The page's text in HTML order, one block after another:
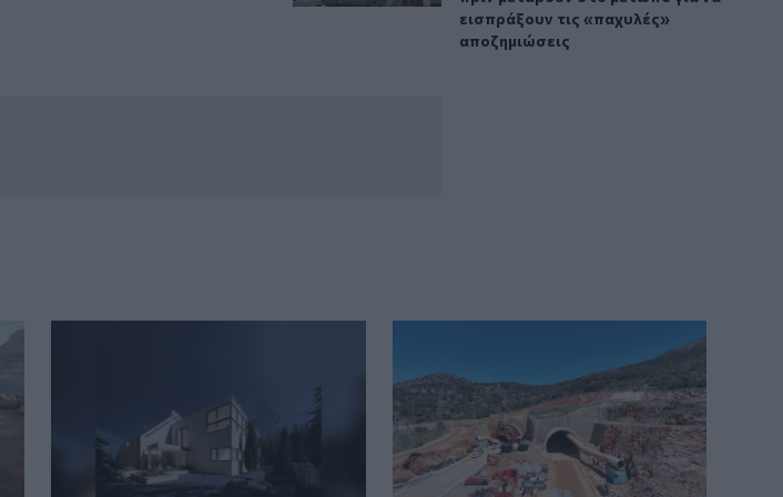
εισπράξουν τις «παχυλές»
αποζημιώσεις